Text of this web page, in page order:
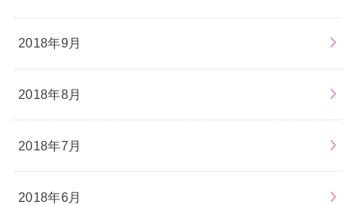
2018年9月
2018年8月
2018年7月
2018年6月